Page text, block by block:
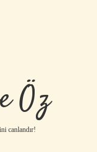
Öz
canlandır!